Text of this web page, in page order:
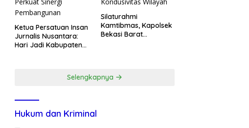
Ketua Persatuan Insan
Jurnalis Nusantara:
Hari Jadi Kabupaten
Silaturahmi
Kamtibmas, Kapolsek
Bekasi Barat
Selengkapnya
Hukum dan Kriminal